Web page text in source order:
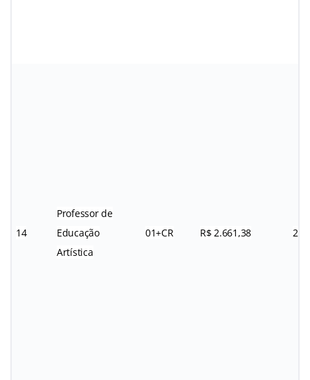
14
Professor de
Educação
Artística
01+CR R$ 2.661,38 24h